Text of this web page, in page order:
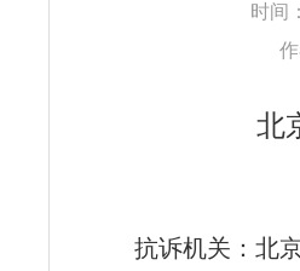
时间
北
抗诉机关：北